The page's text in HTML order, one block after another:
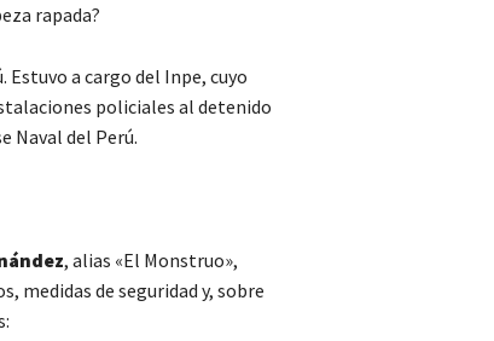
rapada?
a cargo del Inpe, cuyo
policiales al detenido
Naval del Perú.
, alias «El Monstruo»,
medidas de seguridad y, sobre